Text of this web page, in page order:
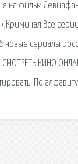
на фильм
Все
сериалы
КИНО
По